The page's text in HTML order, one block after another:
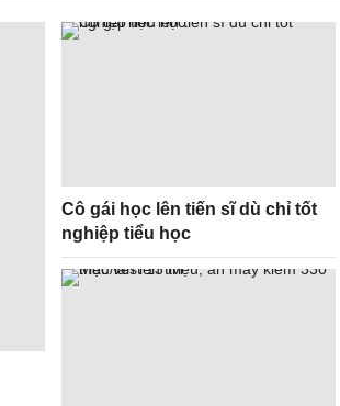
Cô gái học lên tiến sĩ dù chỉ tốt
nghiệp tiểu học